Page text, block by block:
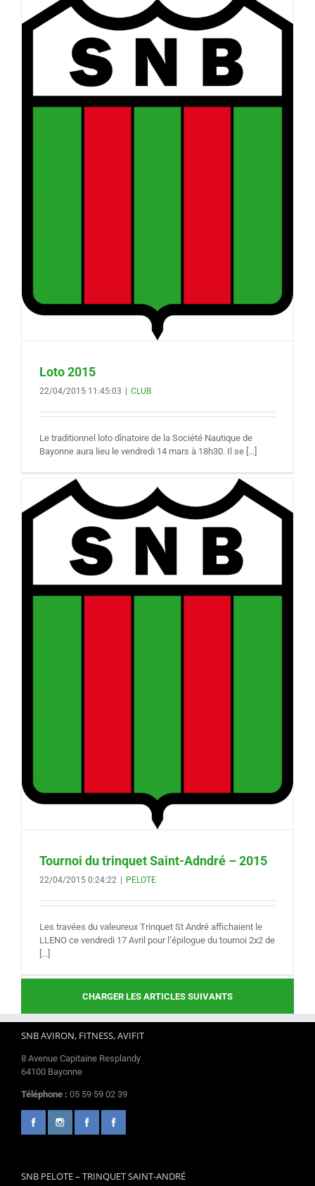
Loto 2015
22/04/2015 11:45:03 CLUB
Le traditionnel loto dînatoire de la Société Nautique de
Bayonne aura lieu le vendredi 14 mars à 18h30. Il se [...]
Tournoi du trinquet Saint-Adndré – 2015
22/04/2015 0:24:22 PELOTE
Les travées du valeureux Trinquet St André affichaient le
LLENO ce vendredi 17 Avril pour l’épilogue du tournoi 2x2 de
[...]
CHARGER LES ARTICLES SUIVANTS
SNB AVIRON, FITNESS, AVIFIT
8 Avenue Capitaine Resplandy
64100 Bayonne
Téléphone : 05 59 59 02 39
SNB PELOTE – TRINQUET SAINT-ANDRÉ